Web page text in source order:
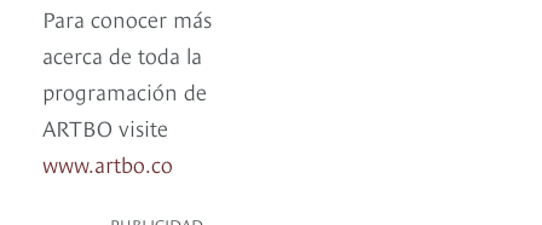
Para conocer más
acerca de toda la
programación de
ARTBO visite
www.artbo.co